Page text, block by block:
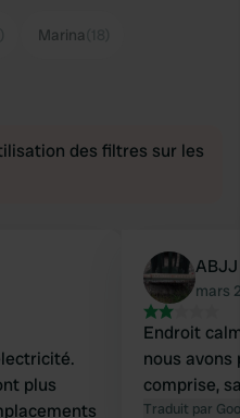
Marina
des filtres sur les
plus
ABJJ
mars
Endroit
nous avons
comprise,
Traduit par